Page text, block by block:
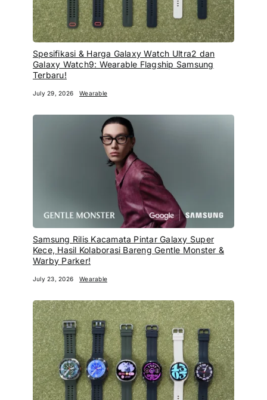
Spesifikasi & Harga Galaxy Watch Ultra2 dan
Galaxy Watch9: Wearable Flagship Samsung
Terbaru!
July 29, 2026 Wearable
Samsung Rilis Kacamata Pintar Galaxy Super
Kece, Hasil Kolaborasi Bareng Gentle Monster &
Warby Parker!
July 23, 2026 Wearable